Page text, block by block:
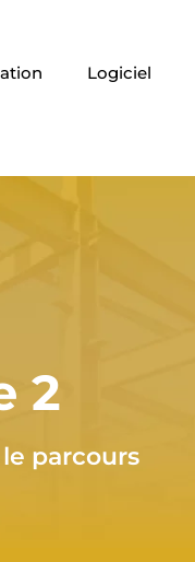
Logiciel
2
parcours